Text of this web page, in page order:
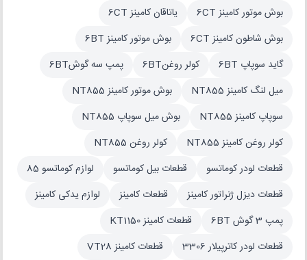
بوش موتور کامینز 6CT
یاتاقان کامینز 6CT
بوش شاطون کامینز 6CT
بوش موتور کامینز 6BT
گاید سوپاپ 6BT
کولر روغن6BT
پمپ سه گوش6BT
میل لنگ کامینز NT855
بوش موتور کامینز NT855
سوپاپ کامینز NT855
بوش میل سوپاپ NT855
کولر روغن کامینز NT855
کولر روغن NT855
قطعات لودر کوماتسو
قطعات بیل کوماتسو
لوازم کوماتسو 85
قطعات دیزل ژنراتور کامینز
قطعات کامینز
لوازم یدکی کامینز
پمپ 3 گوش 6BT
قطعات کامینز KT1150
قطعات لودر کاترپیلار 3306
قطعات کامینز VT28